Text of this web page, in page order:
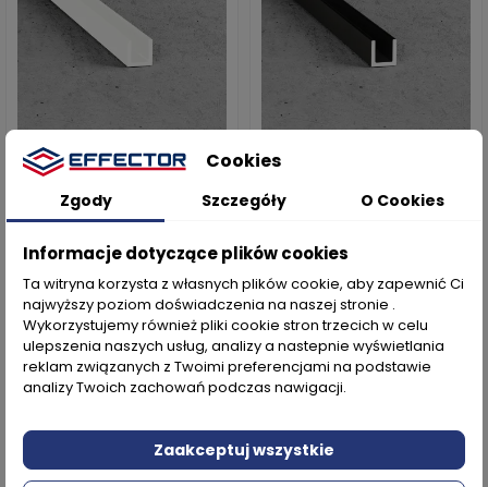
Ceownik 10 X 10 X 1.5 -
Lakier Biały (RAL)
40,82 zł
Ceownik 10 X 10 X 1.5 -
Anoda Czarna
14,97 zł
BRAK NA STANIE BRAK NA STANIE
Cookies
Zgody Szczegóły O Cookies
Informacje dotyczące plików cookies
Ta witryna korzysta z własnych plików cookie, aby zapewnić Ci
najwyższy poziom doświadczenia na naszej stronie .
Wykorzystujemy również pliki cookie stron trzecich w celu
ulepszenia naszych usług, analizy a nastepnie wyświetlania
reklam związanych z Twoimi preferencjami na podstawie
analizy Twoich zachowań podczas nawigacji.
Zaakceptuj wszystkie